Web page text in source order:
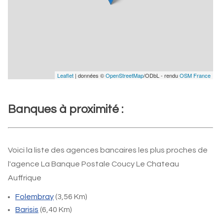
Leaflet | données ©OpenStreetMap/ODbL - renduOSM France
Banques à proximité :
Voici la liste des agences bancaires les plus proches de
l'agence La Banque Postale Coucy Le Chateau
Auffrique
Folembray(3,56 Km)
Barisis (6,40 Km)